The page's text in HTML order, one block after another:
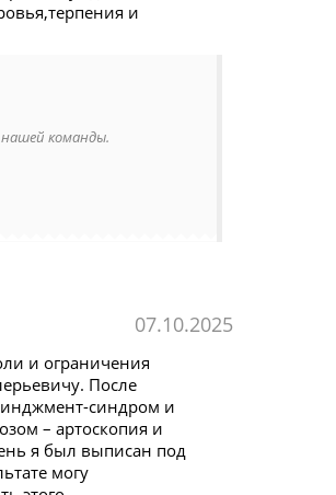
и
команды.
07.10.2025
и ограничения
После
синдром и
– артоскопия и
я был выписан под
могу